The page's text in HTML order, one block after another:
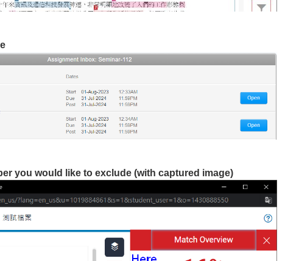
you would like to exclude (with captured image)